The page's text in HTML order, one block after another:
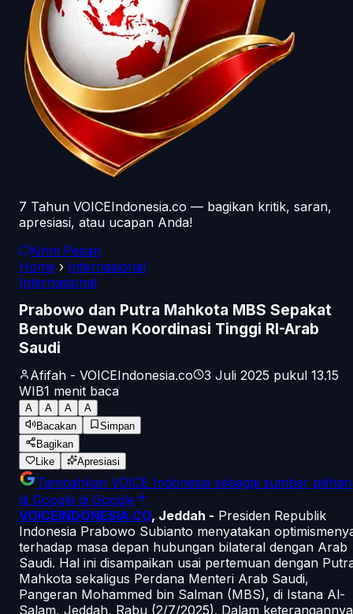
7 Tahun VOICEIndonesia.co — bagikan kritik, saran,
apresiasi, atau ucapan Anda!
Kirim Pesan
Home › Internasional
Internasional
Prabowo dan Putra Mahkota MBS Sepakat
Bentuk Dewan Koordinasi Tinggi RI-Arab
Saudi
Afifah - VOICEIndonesia.co
3 Juli 2025 pukul 13.15
WIB1 menit baca
A A A
A
Bacakan
Simpan
Bagikan
Like
Apresiasi
Tambahkan VOICE Indonesia sebagai sumber pilihan
di Google di Google
VOICEINDONESIA.CO, Jeddah - Presiden Republik
Indonesia Prabowo Subianto menyatakan
terhadap masa depan hubungan bilateral dengan Arab
Saudi. Hal ini disampaikan usai pertemuan dengan
Mahkota sekaligus Perdana Menteri Arab Saudi,
Pangeran Mohammed bin Salman (MBS), di Istana Al-
Salam, Jeddah, Rabu (2/7/2025). Dalam keterangannya